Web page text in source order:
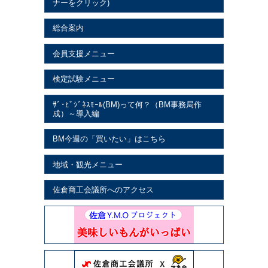
ナーをクリック)
総合案内
会員支援メニュー
検定試験メニュー
ｻﾞ･ﾋﾞｼﾞﾈｽﾓｰﾙ(BM)って何？（BM事務局作
成）～導入編
BM今週の「買いたい」はこちら
地域・観光メニュー
佐倉商工会議所へのアクセス